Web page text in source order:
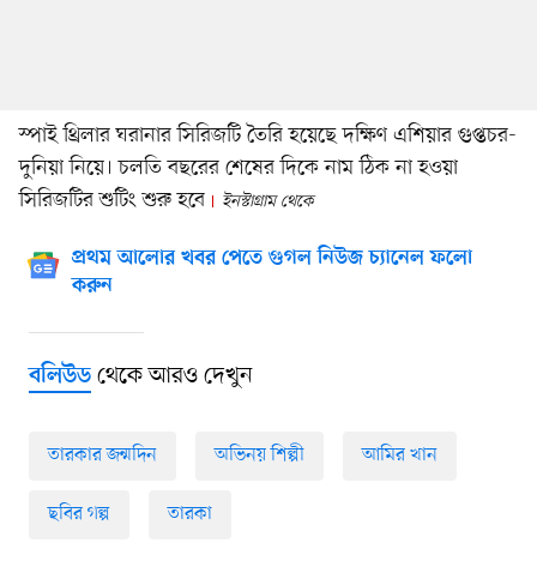
স্পাই থ্রিলার ঘরানার সিরিজটি তৈরি হয়েছে দক্ষিণ এশিয়ার গুপ্তচর-
দুনিয়া নিয়ে। চলতি বছরের শেষের দিকে নাম ঠিক না হওয়া
সিরিজটির শুটিং শুরু হবে
ইনস্টাগ্রাম থেকে
প্রথম আলোর খবর পেতে গুগল নিউজ চ্যানেল ফলো
করুন
বলিউডথেকে আরও দেখুন
তারকার জন্মদিন অভিনয় শিল্পী আমির খান
ছবির গল্প তারকা